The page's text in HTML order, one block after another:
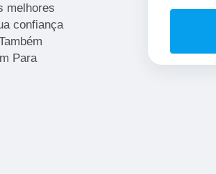
melhores
confiança
Para